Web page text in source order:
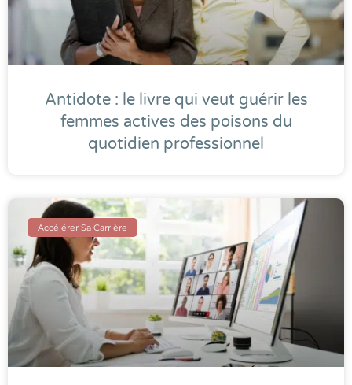
Antidote : le livre qui veut guérir les
femmes actives des poisons du
quotidien professionnel
Accélérer Sa Carrière